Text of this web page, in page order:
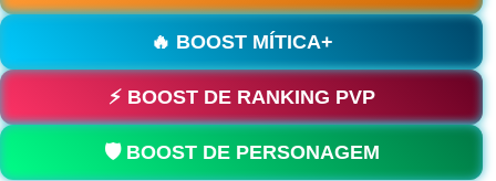
🔥 BOOST MÍTICA+
⚡ BOOST DE RANKING PVP
🛡️ BOOST DE PERSONAGEM